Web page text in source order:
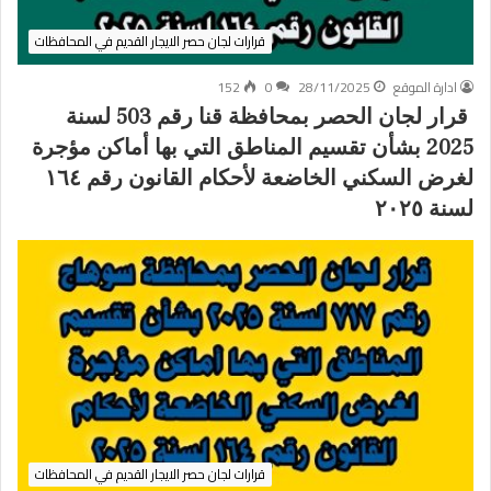
قرارات لجان حصر الايجار القديم في المحافظات
ادارة الموقع
28/11/2025
0
152
قرار لجان الحصر بمحافظة قنا رقم 503 لسنة
2025 بشأن تقسيم المناطق التي بها أماكن مؤجرة
لغرض السكني الخاضعة لأحكام القانون رقم ١٦٤
لسنة ٢٠٢٥
قرارات لجان حصر الايجار القديم في المحافظات